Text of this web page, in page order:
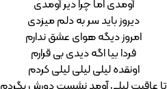
آومدی اما چرا دیر آومدی
دیروز باید سر به دلم میزدی
امروز دیگه هوای عشق ندارم
فردا بیا اگه دیدی بی قرارم
اونقده لیلی لیلی لیلی کردم